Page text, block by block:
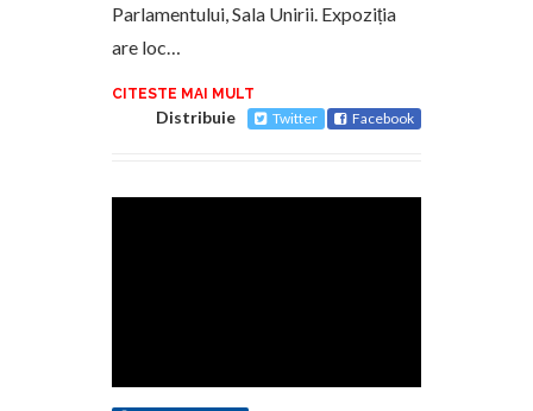
Parlamentului, Sala Unirii. Expoziția
are loc…
CITESTE MAI MULT
Distribuie Twitter Facebook